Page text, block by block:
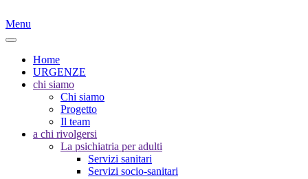
Menu
Home
URGENZE
chi siamo
Chi siamo
Progetto
Il team
a chi rivolgersi
La psichiatria per adulti
Servizi sanitari
Servizi socio-sanitari